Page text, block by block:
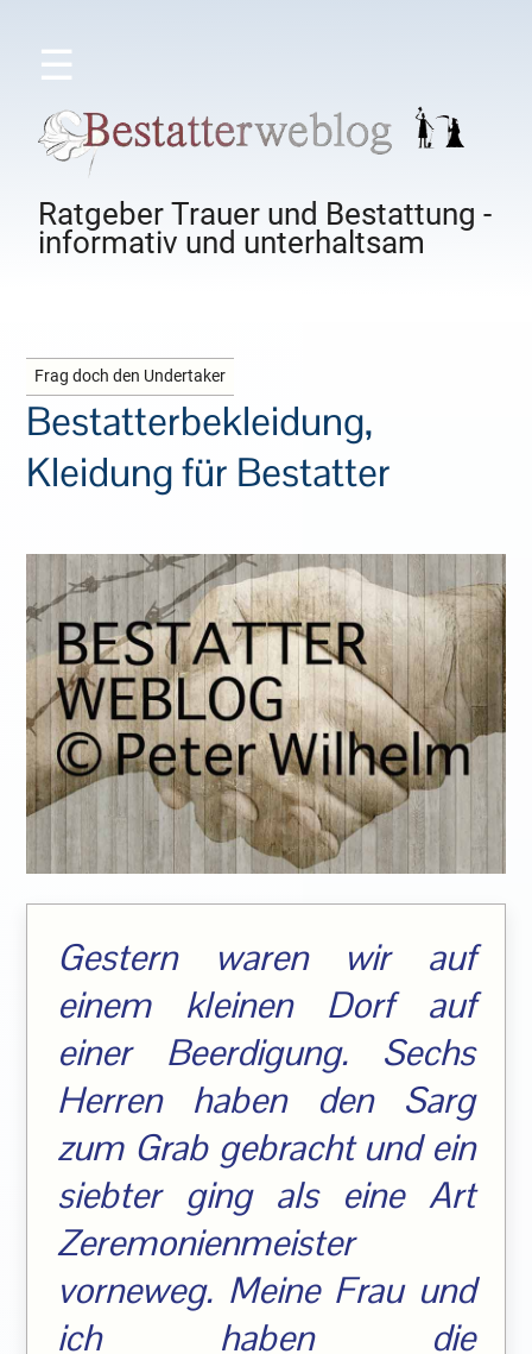
☰
Ratgeber Trauer und Bestattung -
informativ und unterhaltsam
Frag doch den Undertaker
Bestatterbekleidung,
Kleidung für Bestatter
Gestern waren wir auf
einem kleinen Dorf auf
einer Beerdigung. Sechs
Herren haben den Sarg
zum Grab gebracht und ein
siebter ging als eine Art
Zeremonienmeister
vorneweg. Meine Frau und
ich haben die